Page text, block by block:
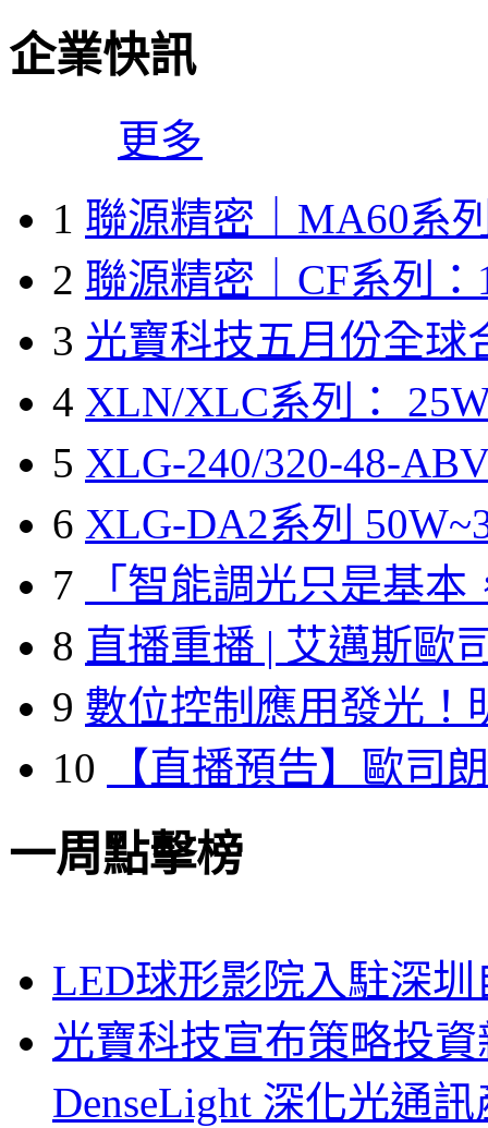
企業快訊
更多
1 聯源精密｜MA60系
2 聯源精密｜CF系列：
3 光寶科技五月份全球
4 XLN/XLC系列：
5 XLG-240/320-48-
6 XLG-DA2系列
7
「智能調光只是基本
8 直播重播 | 艾邁斯歐
9 數位控制應用發光！
10
【直播預告】歐司
一周點擊榜
LED球形影院入駐深
光寶科技宣布策略投
DenseLight 深化光通